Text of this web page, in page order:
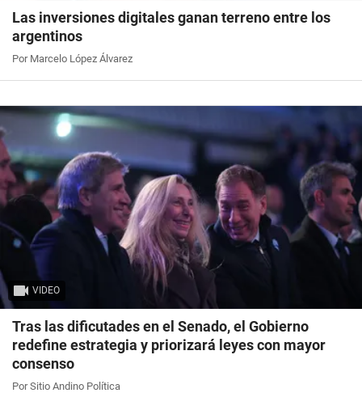
Las inversiones digitales ganan terreno entre los
argentinos
Por Marcelo López Álvarez
VIDEO
Tras las dificutades en el Senado, el Gobierno
redefine estrategia y priorizará leyes con mayor
consenso
Por Sitio Andino Política